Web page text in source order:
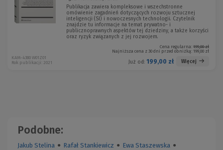
Publikacja zawiera kompleksowe i wszechstronne
omówienie zagadnień dotyczących rozwoju sztucznej
inteligencji (SI) i nowoczesnych technologii. Czytelnik
znajdzie tu informacje na temat prywatno- i
publicznoprawnych aspektów tej dziedziny, a także korzyści
oraz ryzyk związanych z jej rozwojem.
Cena regularna: 199,00 zł
Najniższa cena z 30 dni przed obniżką: 199,00 zł
Już od: 199,00 zł Więcej
KAM-4380 W01Z01
Rok publikacji: 2021
Podobne:
Jakub Stelina ● Rafał Stankiewicz ● Ewa Staszewska ●